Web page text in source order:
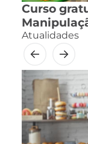
Curso
Atualidades